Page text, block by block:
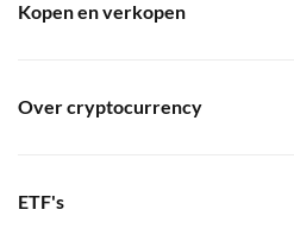
Kopen en verkopen
Over cryptocurrency
ETF's